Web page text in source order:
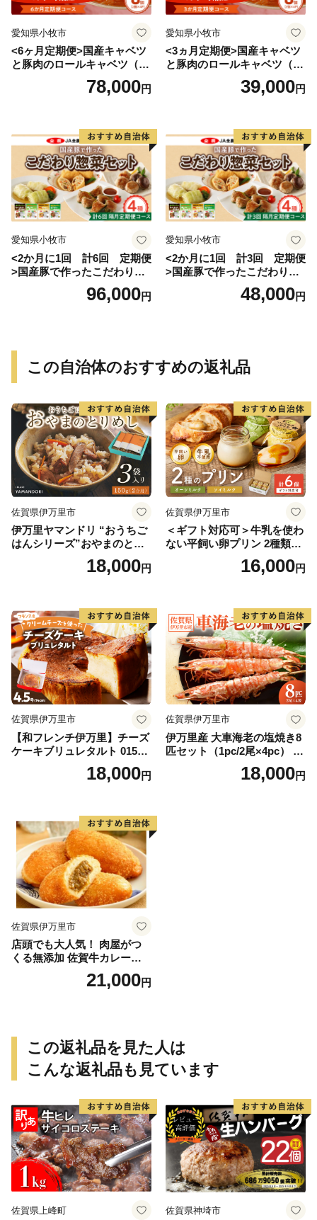
愛知県小牧市
<6ヶ月定期便>国産キャベツ
と豚肉のロールキャベツ（4P
78,000円
愛知県小牧市
<3ヵ月定期便>国産キャベツ
と豚肉のロールキャベツ（4P
39,000円
愛知県小牧市
<2か月に1回 計6回 定期便
>国産豚で作ったこだわり惣
96,000円
愛知県小牧市
<2か月に1回 計3回 定期便
>国産豚で作ったこだわり惣
48,000円
この自治体のおすすめの返礼品
佐賀県伊万里市
伊万里ヤマンドリ “おうちご
はんシリーズ”おやまのとり
18,000円
佐賀県伊万里市
＜ギフト対応可＞牛乳を使わ
ない平飼い卵プリン 2種類セ
ット計6個 129-F28916,000円
佐賀県伊万里市
【和フレンチ伊万里】チーズ
ケーキブリュレタルト 015-F
18,000円
佐賀県伊万里市
伊万里産 大車海老の塩焼き8
匹セット（1pc/2尾×4pc） 01
18,000円
佐賀県伊万里市
店頭でも大人気！ 肉屋がつ
くる無添加 佐賀牛カレーパ
ン 10個 数量限定 155-J696
21,000円
この返礼品を見た人は
こんな返礼品も見ています
佐賀県上峰町 佐賀県神埼市